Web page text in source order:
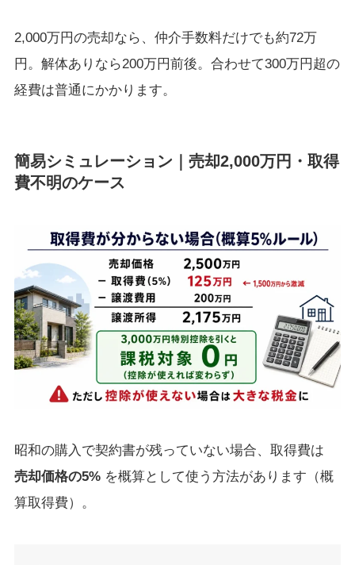
2,000万円の売却なら、仲介手数料だけでも約72万
円。解体ありなら200万円前後。合わせて300万円超の
経費は普通にかかります。
簡易シミュレーション｜売却2,000万円・取得
費不明のケース
昭和の購入で契約書が残っていない場合、取得費は
売却価格の5%を概算として使う方法があります（概
算取得費）。